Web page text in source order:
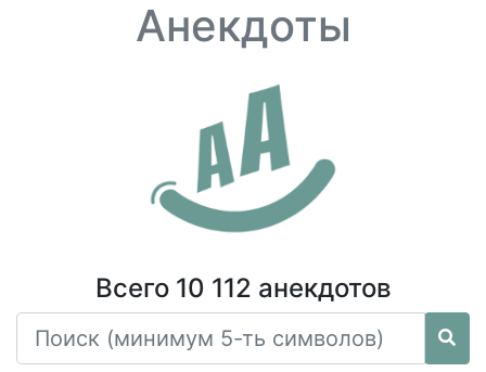
Анекдоты
Всего 10 112 анекдотов